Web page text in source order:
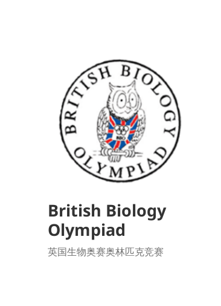
British Biology
Olympiad
英国生物奥赛奥林匹克竞赛